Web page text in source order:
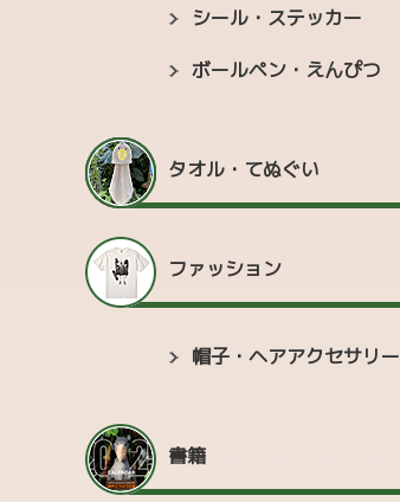
シール・ステッカー
ボールペン・えんぴつ
タオル・てぬぐい
ファッション
帽子・ヘアアクセサリー
書籍